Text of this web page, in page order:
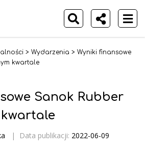
> Wydarzenia > Wyniki finansowe
kwartale
Sanok Rubber
| Data publikacji: 2022-06-09